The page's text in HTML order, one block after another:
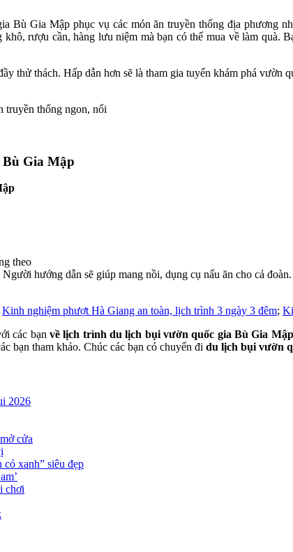
Bù Gia Mập phục vụ các món ăn truyền thống địa phương
rượu cần, hàng lưu niệm mà bạn có thể mua về làm quà.
thử thách. Hấp dẫn hơn sẽ là tham gia tuyến khám phá
Gia Mập
theo
hướng dẫn sẽ giúp mang nồi, dụng cụ nấu ăn cho cả đoàn.
Kinh nghiệm phượt Hà Giang an toàn, lịch trình 3 ngày 3 đêm;
các bạnvề lịch trình du lịch bụi vườn quốc gia Bù Gia
bạn tham khảo. Chúc các bạn có chuyến đi du lịch bụi vườn
2026
cửa
xanh” siêu đẹp
chơi